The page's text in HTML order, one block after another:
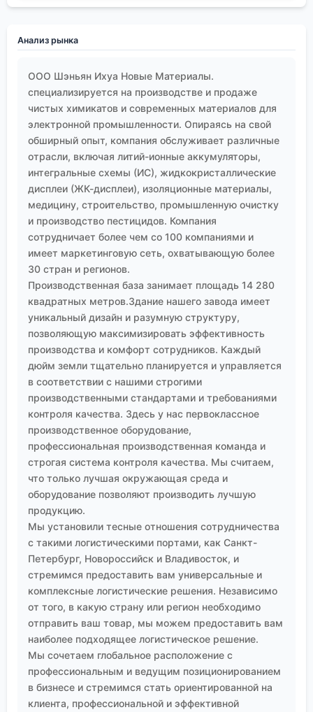
Шэньян Ихуа Новые Материалы
очистки. Старое доброе разделение на
ректификационных колоннах постепенно
дополняется, а иногда и заменяется
хроматографическими методами, включая
препаративную ЖХ.
Так что, возвращаясь к началу. Когда видишь в
спецификации ?производные пиридина, α β γ
пиколины?, стоит задать себе десяток
уточняющих вопросов. Для чего? В какой процесс?
Какие допуски? Ответы на них определят и выбор
поставщика, и конечный успех проекта. Опыт, в
том числе и негативный, подсказывает, что на этих
соединениях мелочей не бывает. Каждая деталь
— от упаковки до метода отбора пробы — имеет
значение. И именно внимание к таким деталям, как
мне кажется, позволяет компаниям строить
долгосрочное сотрудничество с десятками
партнёров по всему миру, как это делает
упомянутая компания. Это не простая торговля,
это сложная технологическая логистика, где
знание продукта — ключевой актив.
Анализ рынка
ООО Шэньян Ихуа Новые Материалы.
специализируется на производстве и продаже
чистых химикатов и современных материалов для
электронной промышленности. Опираясь на свой
обширный опыт, компания обслуживает различные
отрасли, включая литий-ионные аккумуляторы,
интегральные схемы (ИС), жидкокристаллические
дисплеи (ЖК-дисплеи), изоляционные материалы,
медицину, строительство, промышленную очистку
и производство пестицидов. Компания
сотрудничает более чем со 100 компаниями и
имеет маркетинговую сеть, охватывающую более
30 стран и регионов.
Производственная база занимает площадь 14 280
квадратных метров.Здание нашего завода имеет
уникальный дизайн и разумную структуру,
позволяющую максимизировать эффективность
производства и комфорт сотрудников. Каждый
дюйм земли тщательно планируется и управляется
в соответствии с нашими строгими
производственными стандартами и требованиями
контроля качества. Здесь у нас первоклассное
производственное оборудование,
профессиональная производственная команда и
строгая система контроля качества. Мы считаем,
что только лучшая окружающая среда и
оборудование позволяют производить лучшую
продукцию.
Мы установили тесные отношения сотрудничества
с такими логистическими портами, как Санкт-
Петербург, Новороссийск и Владивосток, и
стремимся предоставить вам универсальные и
комплексные логистические решения. Независимо
от того, в какую страну или регион необходимо
отправить ваш товар, мы можем предоставить вам
наиболее подходящее логистическое решение.
Мы сочетаем глобальное расположение с
профессиональным и ведущим позиционированием
в бизнесе и стремимся стать ориентированной на
клиента, профессиональной и эффективной